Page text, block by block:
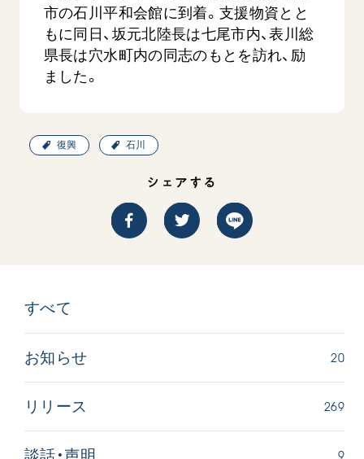
SDGs 平和 動画
証言 広島
市の石川平和会館に到着。支援物資とと
もに同日、坂元北陸長は七尾市内、表川総
県長は穴水町内の同志のもとを訪れ、励
ました。
復興 石川
シェアする
すべて
お知らせ 20
リリース 269
談話・声明 9